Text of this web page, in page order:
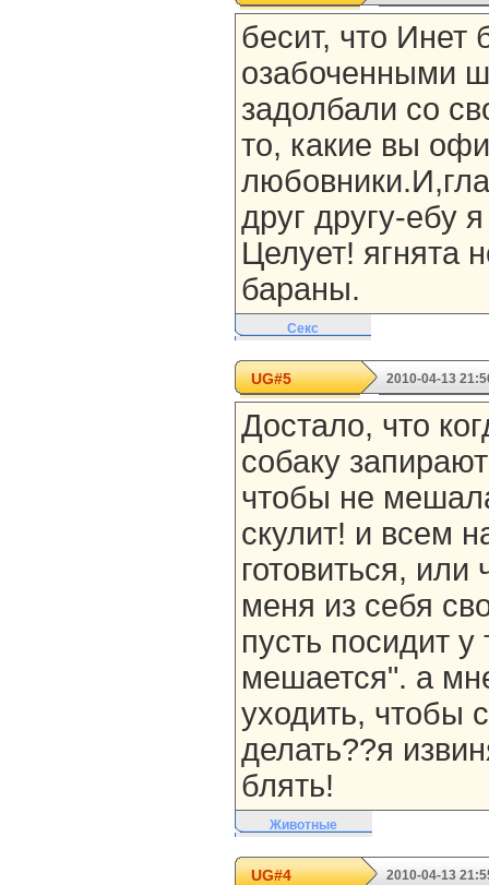
бесит, что Инет
озабоченными
задолбали со
то, какие вы
друг другу-ебу
Целует! ягнята
бараны.
Секс
UG#5 2010-04-13
Достало, что
собаку
чтобы не
скулит! и всем
готовиться, или
меня из себя
пусть посидит
мешается". а
уходить, чтобы
делать??я
блять!
Животные
UG#4 2010-04-13